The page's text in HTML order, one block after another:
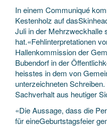
In einem Communiqué
Kestenholz auf
Juli in der Mehrzweckhalle
hat.«Fehlinterpretationen
Hallenkommission der
Bubendorf in der
heisstes in dem von
unterzeichneten
Sachverhalt aus heutiger
«Die Aussage, dass die
für eineGeburtstagsfeier